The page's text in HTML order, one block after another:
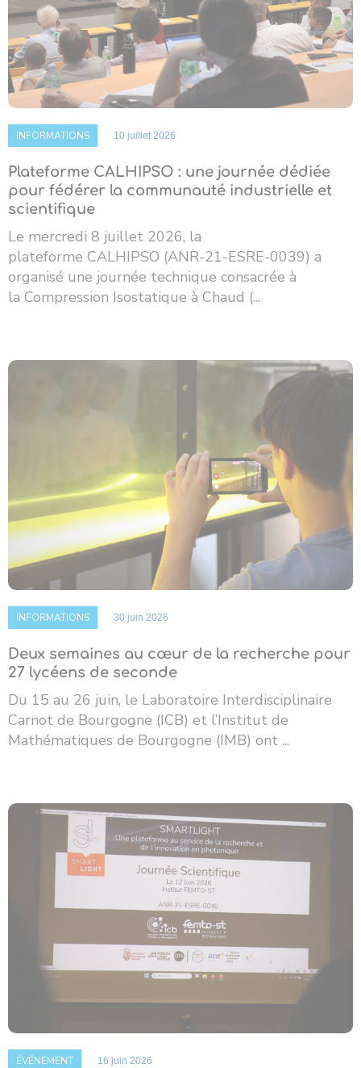
INFORMATIONS 10 juillet 2026
Plateforme CALHIPSO : une journée dédiée
pour fédérer la communauté industrielle et
scientifique
Le mercredi 8 juillet 2026, la
plateforme CALHIPSO (ANR-21-ESRE-0039) a
organisé une journée technique consacrée à
la Compression Isostatique à Chaud (...
INFORMATIONS 30 juin 2026
Deux semaines au cœur de la recherche pour
27 lycéens de seconde
Du 15 au 26 juin, le Laboratoire Interdisciplinaire
Carnot de Bourgogne (ICB) et l’Institut de
Mathématiques de Bourgogne (IMB) ont ...
ÉVÉNEMENT 16 juin 2026